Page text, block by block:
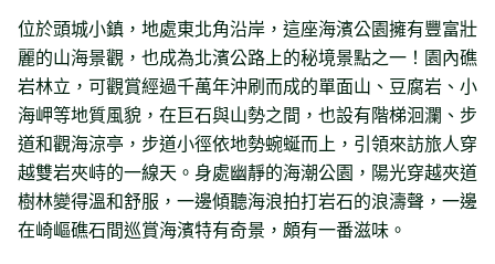
位於頭城小鎮，地處東北角沿岸，這座海濱公園擁有豐富壯
麗的山海景觀，也成為北濱公路上的秘境景點之一！園內礁
岩林立，可觀賞經過千萬年沖刷而成的單面山、豆腐岩、小
海岬等地質風貌，在巨石與山勢之間，也設有階梯洄瀾、步
道和觀海涼亭，步道小徑依地勢蜿蜒而上，引領來訪旅人穿
越雙岩夾峙的一線天。身處幽靜的海潮公園，陽光穿越夾道
樹林變得溫和舒服，一邊傾聽海浪拍打岩石的浪濤聲，一邊
在崎嶇礁石間巡賞海濱特有奇景，頗有一番滋味。